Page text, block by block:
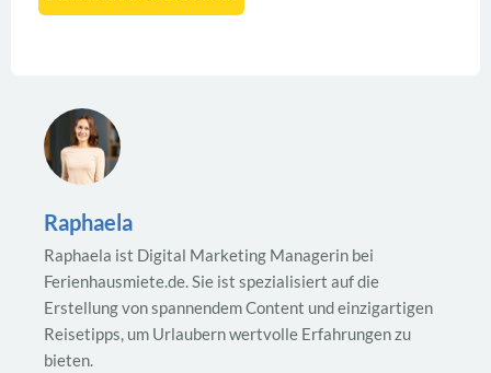
Raphaela
Raphaela ist Digital Marketing Managerin bei
Ferienhausmiete.de. Sie ist spezialisiert auf die
Erstellung von spannendem Content und einzigartigen
Reisetipps, um Urlaubern wertvolle Erfahrungen zu
bieten.